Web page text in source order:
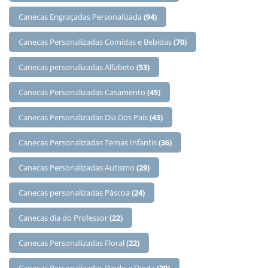
Canecas Engraçadas Personalizada (94)
Canecas Personalizadas Comidas e Bebidas(70)
Canecas personalizadas Alfabeto (53)
Canecas Personalizadas Casamento (45)
Canecas Personalizadas Dia Dos Pais(43)
Canecas Personalizadas Temas Infantis(36)
Canecas Personalizadas Autismo (29)
Canecas personalizadas Páscoa (24)
Canecas dia do Professor(22)
Canecas Personalizadas Floral (22)